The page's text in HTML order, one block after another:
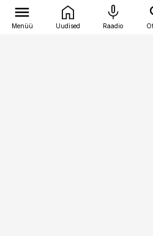
Menüü Uudised Raadio